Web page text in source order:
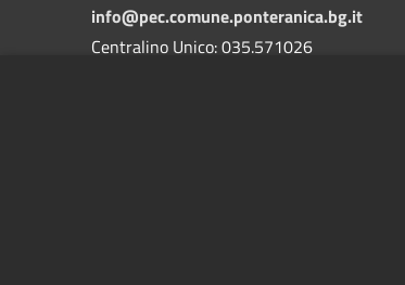
info@pec.comune.ponteranica.bg.it
Centralino Unico: 035.571026